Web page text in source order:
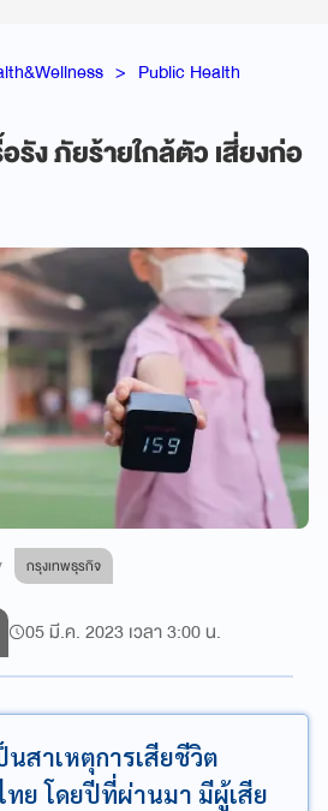
Public Health
รัง ภัยร้ายใกล้ตัว เสี่ยงก่อ
กรุงเทพธุรกิจ
05 มี.ค. 2023 เวลา 3:00 น.
นสาเหตุการเสียชีวิต
ย โดยปีที่ผ่านมา มีผู้เสีย